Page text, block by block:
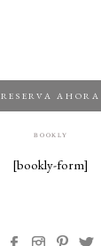
RESERVA AHORA
BOOKLY
[bookly-form]